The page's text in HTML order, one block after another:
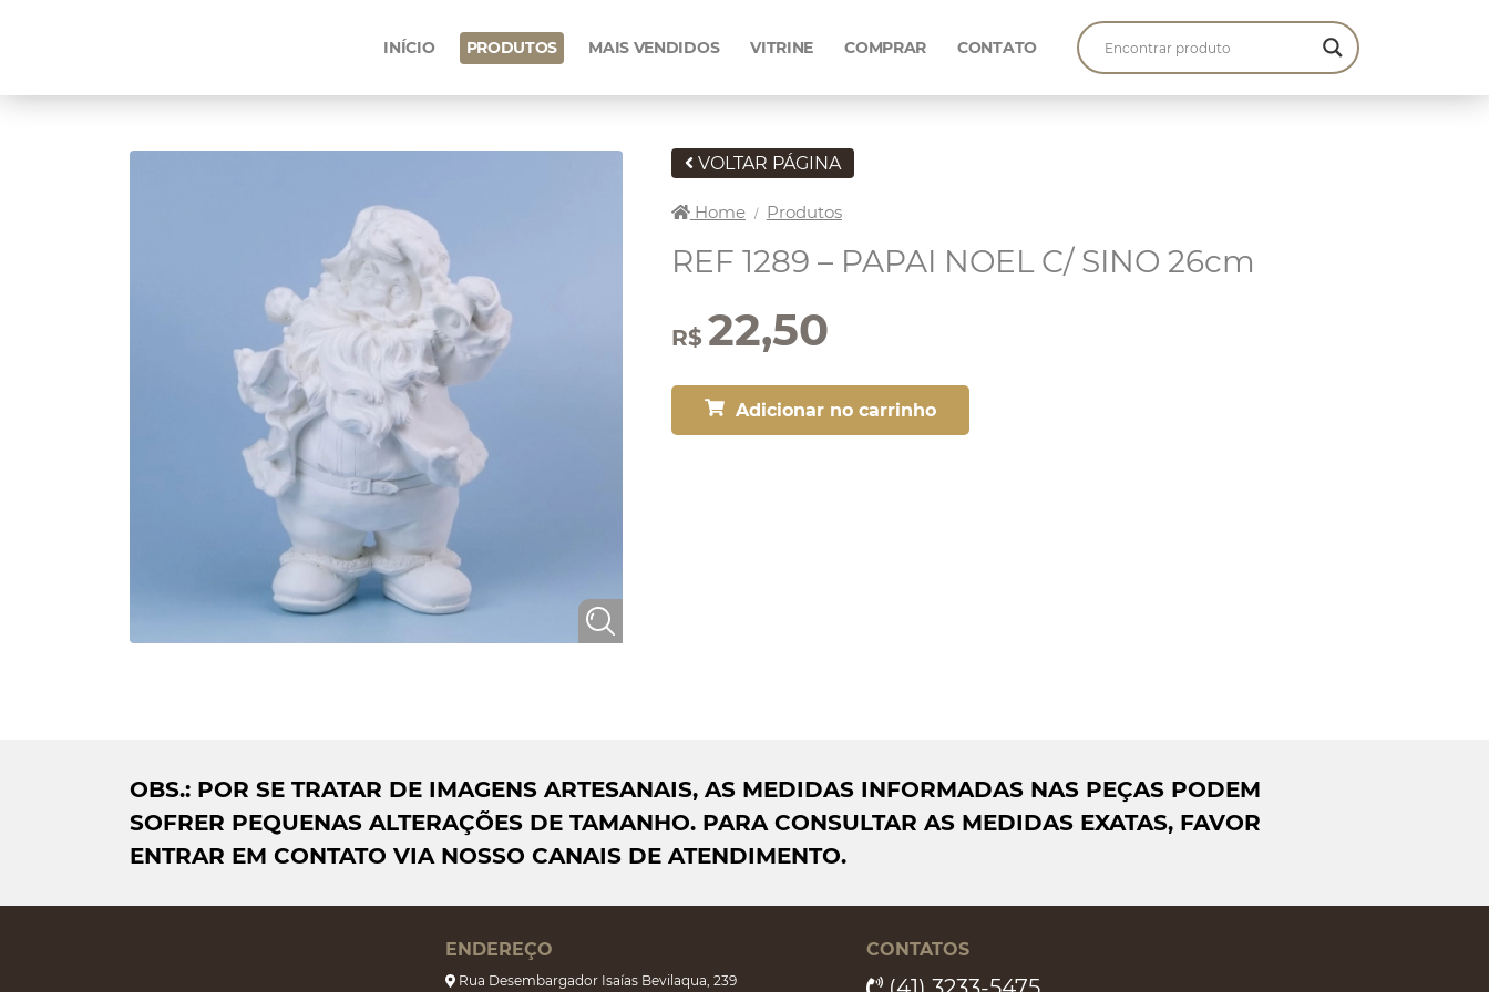
INÍCIO PRODUTOS MAIS VENDIDOS VITRINE COMPRAR CONTATO
VOLTAR PÁGINA
Home / Produtos
REF 1289 – PAPAI NOEL C/ SINO 26cm
R$ 22,50
Adicionar no carrinho
OBS.: POR SE TRATAR DE IMAGENS ARTESANAIS, AS MEDIDAS INFORMADAS NAS PEÇAS PODEM
SOFRER PEQUENAS ALTERAÇÕES DE TAMANHO. PARA CONSULTAR AS MEDIDAS EXATAS, FAVOR
ENTRAR EM CONTATO VIA NOSSO CANAIS DE ATENDIMENTO.
ENDEREÇO
Rua Desembargador Isaías Bevilaqua, 239
CONTATOS